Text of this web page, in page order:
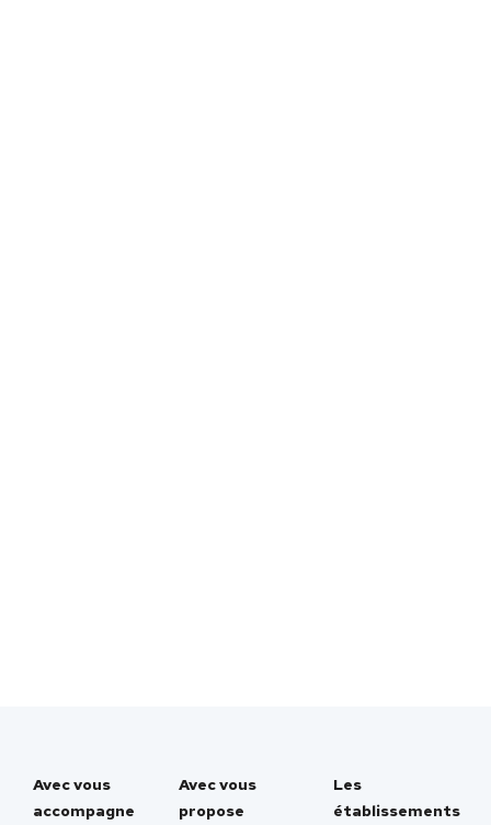
Avec vous
accompagne
Avec vous
propose
Les
établissements